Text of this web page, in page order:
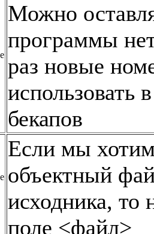
Можно
программы
раз новые
использовать
бекапов
Если мы
объектный
исходника, то
поле <файл>